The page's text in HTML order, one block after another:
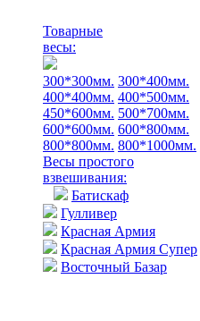
Товарные
весы:
300*300мм. 300*400мм.
400*400мм. 400*500мм.
450*600мм. 500*700мм.
600*600мм. 600*800мм.
800*800мм. 800*1000мм.
Весы простого
взвешивания:
Батискаф
Гулливер
Красная Армия
Красная Армия Супер
Восточный Базар